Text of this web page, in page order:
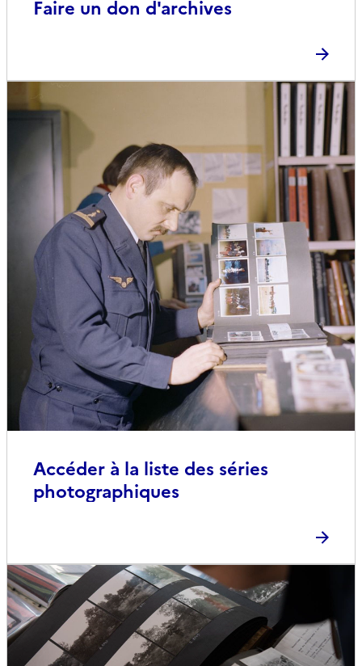
Faire un don d'archives
Accéder à la liste des séries
photographiques